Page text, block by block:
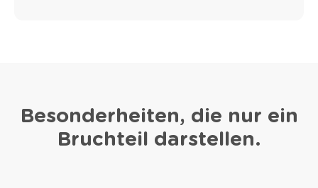
Besonderheiten, die nur ein
Bruchteil darstellen.